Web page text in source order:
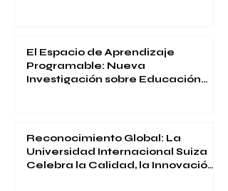
El Espacio de Aprendizaje
Programable: Nueva
Investigación sobre Educación
Reconocimiento Global: La
Universidad Internacional Suiza
Celebra la Calidad, la Innovación